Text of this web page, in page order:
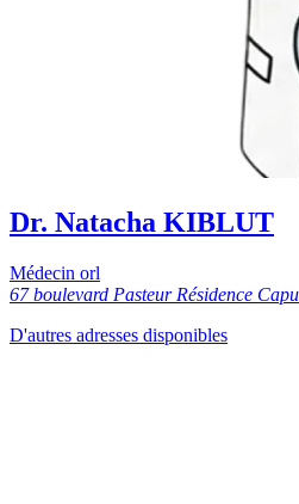
Dr. Natacha KIBLUT
Médecin orl
67 boulevard Pasteur Résidence
D'autres adresses disponibles